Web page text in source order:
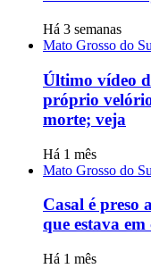
Há 3 semanas
Mato Grosso do
Último vídeo
próprio
morte; veja
Há 1 mês
Mato Grosso do
Casal é preso
que estava
Há 1 mês